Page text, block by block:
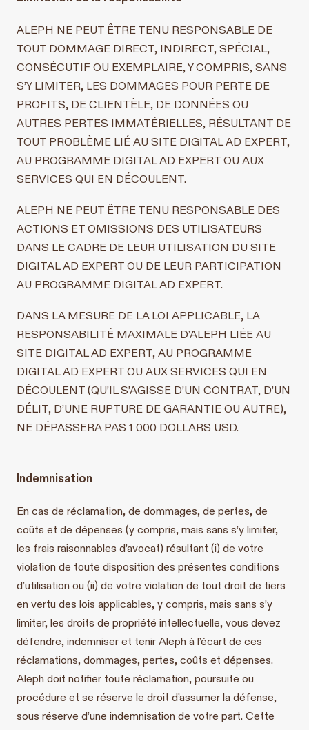
ALEPH NE PEUT ÊTRE TENU RESPONSABLE DE
TOUT DOMMAGE DIRECT, INDIRECT, SPÉCIAL,
CONSÉCUTIF OU EXEMPLAIRE, Y COMPRIS, SANS
S’Y LIMITER, LES DOMMAGES POUR PERTE DE
PROFITS, DE CLIENTÈLE, DE DONNÉES OU
AUTRES PERTES IMMATÉRIELLES, RÉSULTANT DE
TOUT PROBLÈME LIÉ AU SITE DIGITAL AD EXPERT,
AU PROGRAMME DIGITAL AD EXPERT OU AUX
SERVICES QUI EN DÉCOULENT.
ALEPH NE PEUT ÊTRE TENU RESPONSABLE DES
ACTIONS ET OMISSIONS DES UTILISATEURS
DANS LE CADRE DE LEUR UTILISATION DU SITE
DIGITAL AD EXPERT OU DE LEUR PARTICIPATION
AU PROGRAMME DIGITAL AD EXPERT.
DANS LA MESURE DE LA LOI APPLICABLE, LA
RESPONSABILITÉ MAXIMALE D’ALEPH LIÉE AU
SITE DIGITAL AD EXPERT, AU PROGRAMME
DIGITAL AD EXPERT OU AUX SERVICES QUI EN
DÉCOULENT (QU’IL S’AGISSE D’UN CONTRAT, D’UN
DÉLIT, D’UNE RUPTURE DE GARANTIE OU AUTRE),
NE DÉPASSERA PAS 1 000 DOLLARS USD.
Indemnisation
En cas de réclamation, de dommages, de pertes, de
coûts et de dépenses (y compris, mais sans s’y limiter,
les frais raisonnables d’avocat) résultant (i) de votre
violation de toute disposition des présentes conditions
d’utilisation ou (ii) de votre violation de tout droit de tiers
en vertu des lois applicables, y compris, mais sans s’y
limiter, les droits de propriété intellectuelle, vous devez
défendre, indemniser et tenir Aleph à l’écart de ces
réclamations, dommages, pertes, coûts et dépenses.
Aleph doit notifier toute réclamation, poursuite ou
procédure et se réserve le droit d’assumer la défense,
sous réserve d’une indemnisation de votre part. Cette